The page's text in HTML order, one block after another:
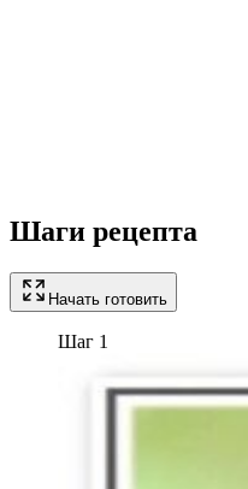
Шаги рецепта
Начать готовить
Шаг 1